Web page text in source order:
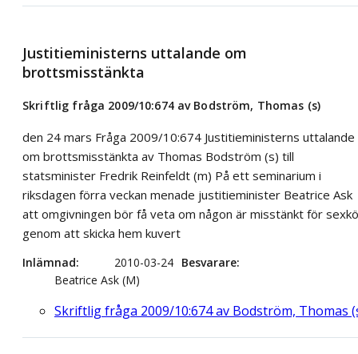
Justitieministerns uttalande om
brottsmisstänkta
Skriftlig fråga 2009/10:674 av Bodström, Thomas (s)
den 24 mars Fråga 2009/10:674 Justitieministerns uttalande
om brottsmisstänkta av Thomas Bodström (s) till
statsminister Fredrik Reinfeldt (m) På ett seminarium i
riksdagen förra veckan menade justitieminister Beatrice Ask
att omgivningen bör få veta om någon är misstänkt för
genom att skicka hem kuvert
Inlämnad 2010-03-24 Besvarare
Beatrice Ask (M)
Skriftlig fråga 2009/10:674 av Bodström, Thomas